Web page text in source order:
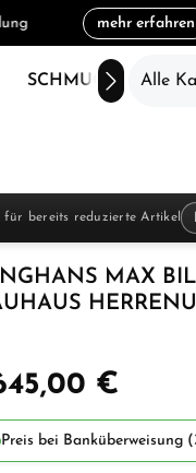
mehr erfahren
SCHMUCK Alle
für bereits reduzierte Artikel
MAX
€
Preis bei Banküberweisung